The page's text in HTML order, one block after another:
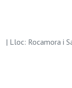
| Lloc: Rocamora i